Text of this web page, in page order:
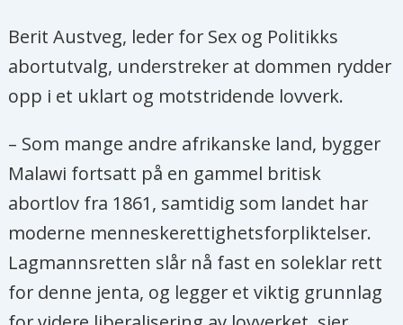
Berit Austveg, leder for Sex og Politikks
abortutvalg, understreker at dommen rydder
opp i et uklart og motstridende lovverk.
– Som mange andre afrikanske land, bygger
Malawi fortsatt på en gammel britisk
abortlov fra 1861, samtidig som landet har
moderne menneskerettighetsforpliktelser.
Lagmannsretten slår nå fast en soleklar rett
for denne jenta, og legger et viktig grunnlag